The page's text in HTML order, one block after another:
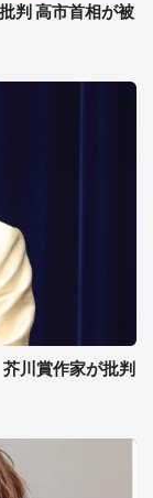
判 高市首相が被
芥川賞作家が批判